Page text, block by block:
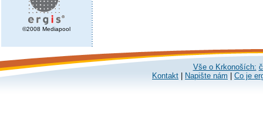
©2008 Mediapool
Vše o Krkonoších:
Kontakt
Napište nám Co je